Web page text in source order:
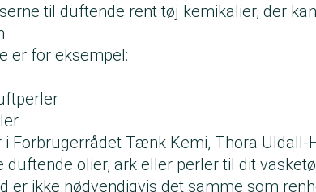
til duftende rent tøj kemikalier, der
er for eksempel:
Forbrugerrådet Tænk Kemi, Thora Uldall-
olier, ark eller perler til dit
er ikke nødvendigvis det samme som